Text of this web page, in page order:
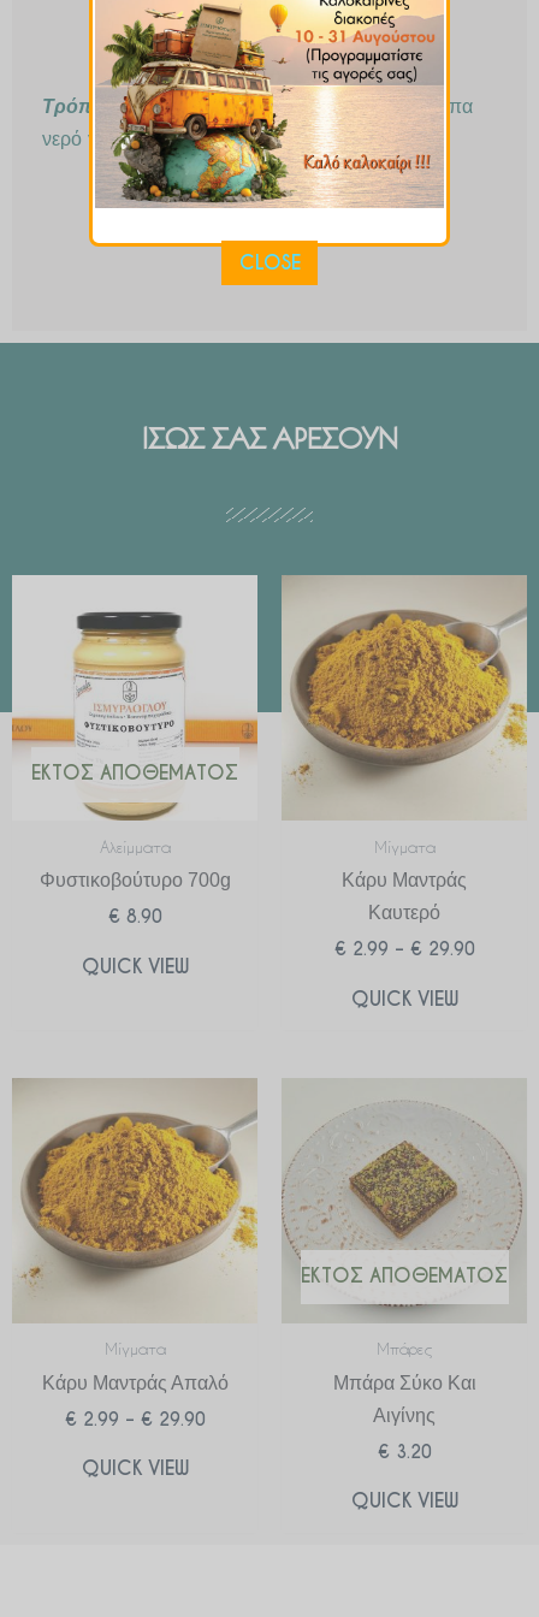
Τρόπος Παρασκευής:βράζετε 1κγλ σε μια κούπα
νερό για 10′ , πίνετε 2 με 3 φορές την ημέρα.
ΙΣΩΣ ΣΑΣ ΑΡΕΣΟΥΝ
ΕΚΤΌΣ ΑΠΟΘΈΜΑΤΟΣ
Αλείμματα
Φυστικοβούτυρο 700g
€ 8.90
QUICK VIEW
Μίγματα
Κάρυ Μαντράς
Καυτερό
€ 2.99 – € 29.90
range:
€ 2.99
through
€ 29.90
QUICK VIEW
Μίγματα
Κάρυ Μαντράς Απαλό
€ 2.99 – € 29.90
range:
€ 2.99
through
€ 29.90
QUICK VIEW
ΕΚΤΌΣ ΑΠΟΘΈΜΑΤΟΣ
Μπάρες
Μπάρα Σύκο Και
Αιγίνης
€ 3.20
QUICK VIEW
CLOSE